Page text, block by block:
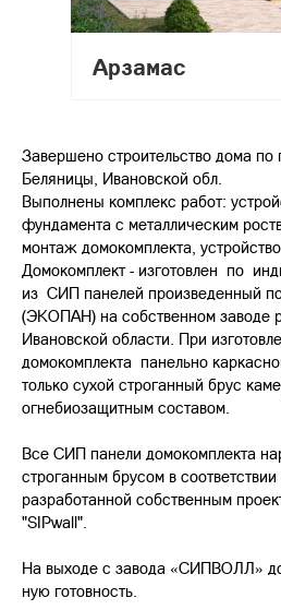
Арзамас
Завершено строительство дома
Беляницы, Ивановской обл.
Выполнены комплекс работ:
фундамента с металлическим
монтаж домокомплекта,
Домокомплект - изготовлен по
из СИП панелей произведенный
(ЭКОПАН) на собственном заводе
Ивановской области. При
домокомплекта панельно
только сухой строганный брус
огнебиозащитным составом.
Все СИП панели домокомплекта
строганным брусом в
разработанной собственным
"SIPwall".
На выходе с завода «СИПВОЛЛ»
ную готовность.